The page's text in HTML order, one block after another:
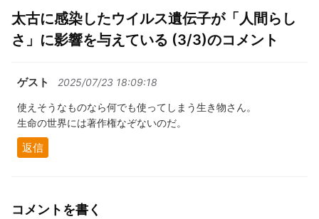
太古に感染したウイルス遺伝子が「人間らし
さ」に影響を与えている (3/3)のコメント
ゲスト 2025/07/23 18:09:18
使えそうなものなら何でも使ってしまう生き物さん。
生命の世界には著作権なぞないのだ。
返信
コメントを書く